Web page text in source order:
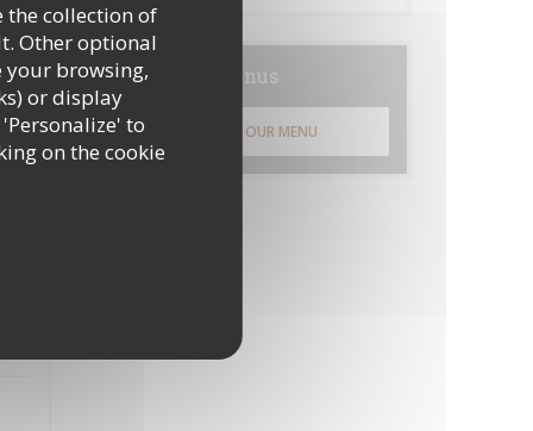
the collection of
Other optional
your browsing,
or display
to
on the cookie
:5/5
Menus
DISCOVER OUR MENU